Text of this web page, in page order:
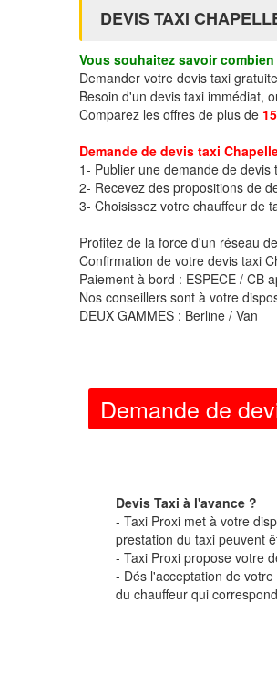
DEVIS TAXI
Vous souhaitez savoir
Demander votre devis taxi
Besoin d'un devis taxi immédiat,
Comparez les offres de plus de
Demande de devis taxi
1- Publier une demande de
2- Recevez des propositions de
3- Choisissez votre chauffeur de
Profitez de la force d'un réseau
Confirmation de votre devis taxi
Paiement à bord : ESPECE / CB
Nos conseillers sont à votre
DEUX GAMMES : Berline / Van
Demande de
Devis Taxi à l'avance ?
- Taxi Proxi met à votre
prestation du taxi peuvent
- Taxi Proxi propose votre
- Dés l'acceptation de
du chauffeur qui